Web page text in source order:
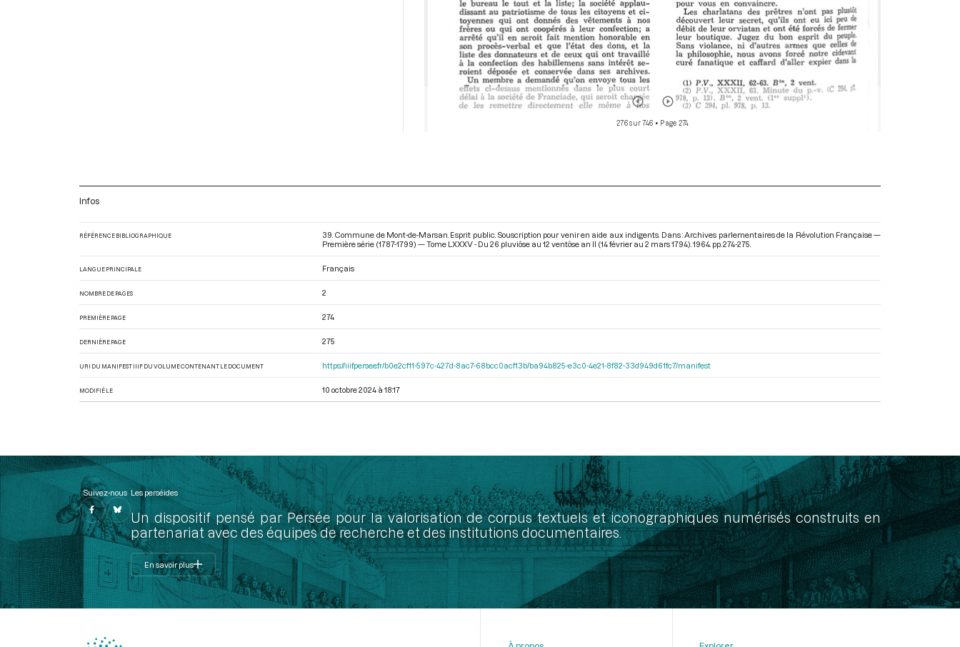
276 sur 746 • Page 274
Infos
RÉFÉRENCE BIBLIOGRAPHIQUE
39. Commune de Mont-de-Marsan. Esprit public. Souscription pour venir en aide aux indigents. Dans : Archives parlementaires de la Révolution Française —
Première série (1787-1799) — Tome LXXXV - Du 26 pluviôse au 12 ventôse an II (14 février au 2 mars 1794) . 1964. pp. 274-275.
LANGUE PRINCIPALE Français
NOMBRE DE PAGES 2
PREMIÈRE PAGE 274
DERNIÈRE PAGE 275
URI DU MANIFEST IIIF DU VOLUME CONTENANT LE DOCUMENT https://iiif.persee.fr/b0e2cf11-597c-427d-8ac7-68bcc0acf13b/ba94b825-e3c0-4e21-8f82-33d949d61fc7/manifest
MODIFIÉ LE 10 octobre 2024 à 18:17
Suivez-nous Les perséides
Un dispositif pensé par Persée pour la valorisation de corpus textuels et iconographiques numérisés construits en
partenariat avec des équipes de recherche et des institutions documentaires.
En savoir plus